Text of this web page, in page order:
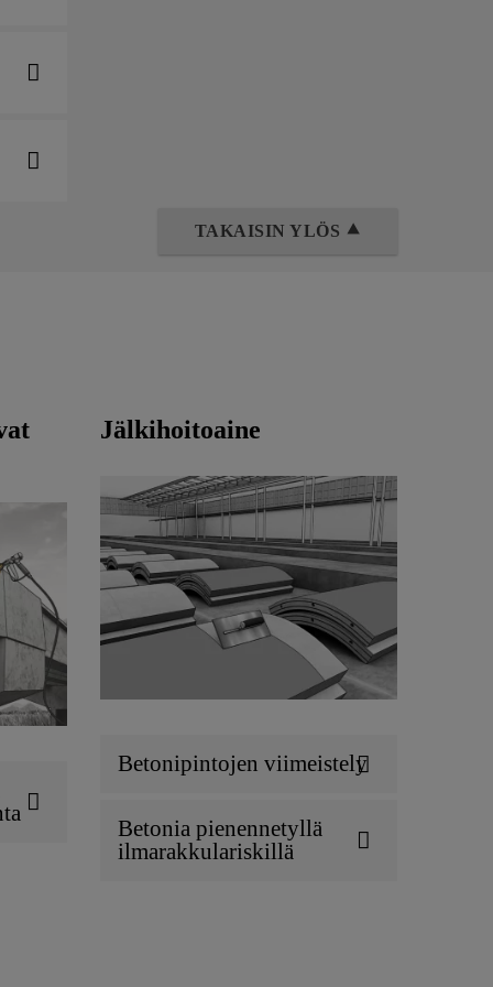
TAKAISIN YLÖS ⯅
Jälkihoitoaine
Betonipintojen viimeistely
Betonia pienennetyllä
ilmarakkulariskillä